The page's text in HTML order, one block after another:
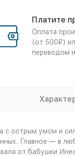
Платите
Оплата
(от 500₽)
переводом
острым умом и
Главное — в
от бабушки